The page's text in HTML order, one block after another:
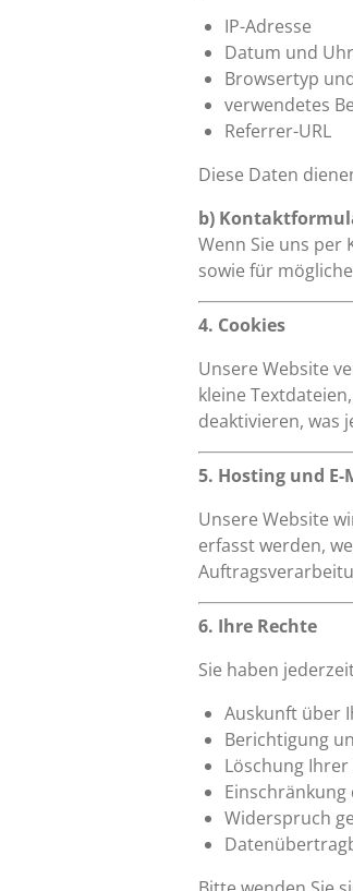
IP-Adresse
Datum und
Browsertyp
verwendetes
Referrer-URL
Diese Daten
b)
Wenn Sie uns per
sowie für
4. Cookies
Unsere Website
kleine
deaktivieren, was
5. Hosting und E-
Unsere Website
erfasst werden,
6. Ihre Rechte
Sie haben
Auskunft über
Berichtigung
Löschung Ihrer
Einschränkung
Widerspruch